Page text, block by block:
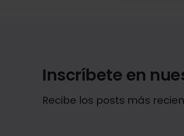
Inscríbete en
Recibe los posts más